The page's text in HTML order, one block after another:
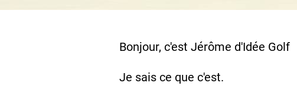
Bonjour, c'est Jérôme d'Idée Golf
Je sais ce que c'est.